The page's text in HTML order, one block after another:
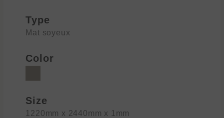
Type
Mat soyeux
Color
Size
1220mm x 2440mm x 1mm